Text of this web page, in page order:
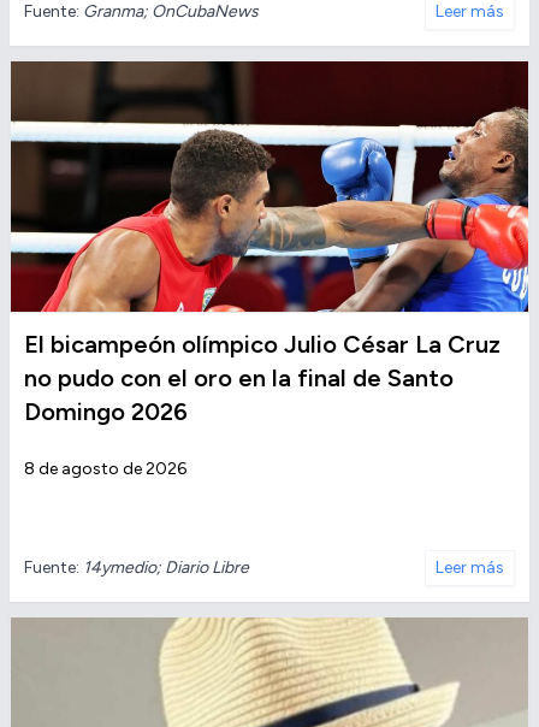
Fuente: Granma; OnCubaNews Leer más
El bicampeón olímpico Julio César La Cruz
no pudo con el oro en la final de Santo
Domingo 2026
8 de agosto de 2026
Fuente: 14ymedio; Diario Libre Leer más